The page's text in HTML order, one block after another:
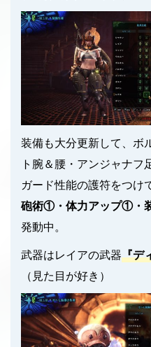
装備も大分更新して、ボ
ト腕＆腰・アンジャナ
ガード性能の護符をつけ
砲術①・体力アップ①・
発動中。
武器はレイアの武器『デ
（見た目が好き）